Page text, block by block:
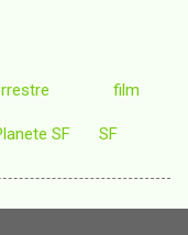
film
SF SF